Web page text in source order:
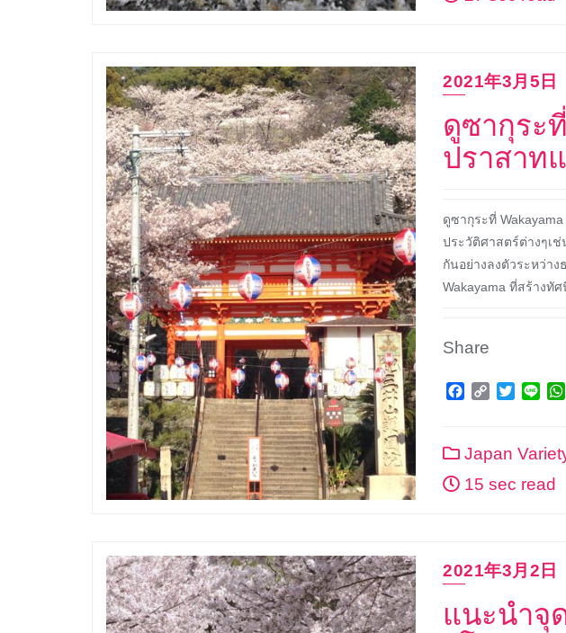
2021年3月5日
ดูซากุระที่
ปราสาท
ดูซากุระที่
ประวัติศาสตร์ต่างๆเ
กันอย่างลงตัวระหว่า
Wakayama ที่สร้างทั
Share
Facebook
Copy TwitterLine
Japan
15 sec read
2021年3月2日
แนะนำจุ